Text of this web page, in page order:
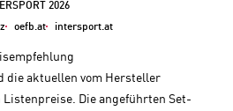
2026
oefb.at intersport.at
die aktuellen vom Hersteller
Die angeführten Set-